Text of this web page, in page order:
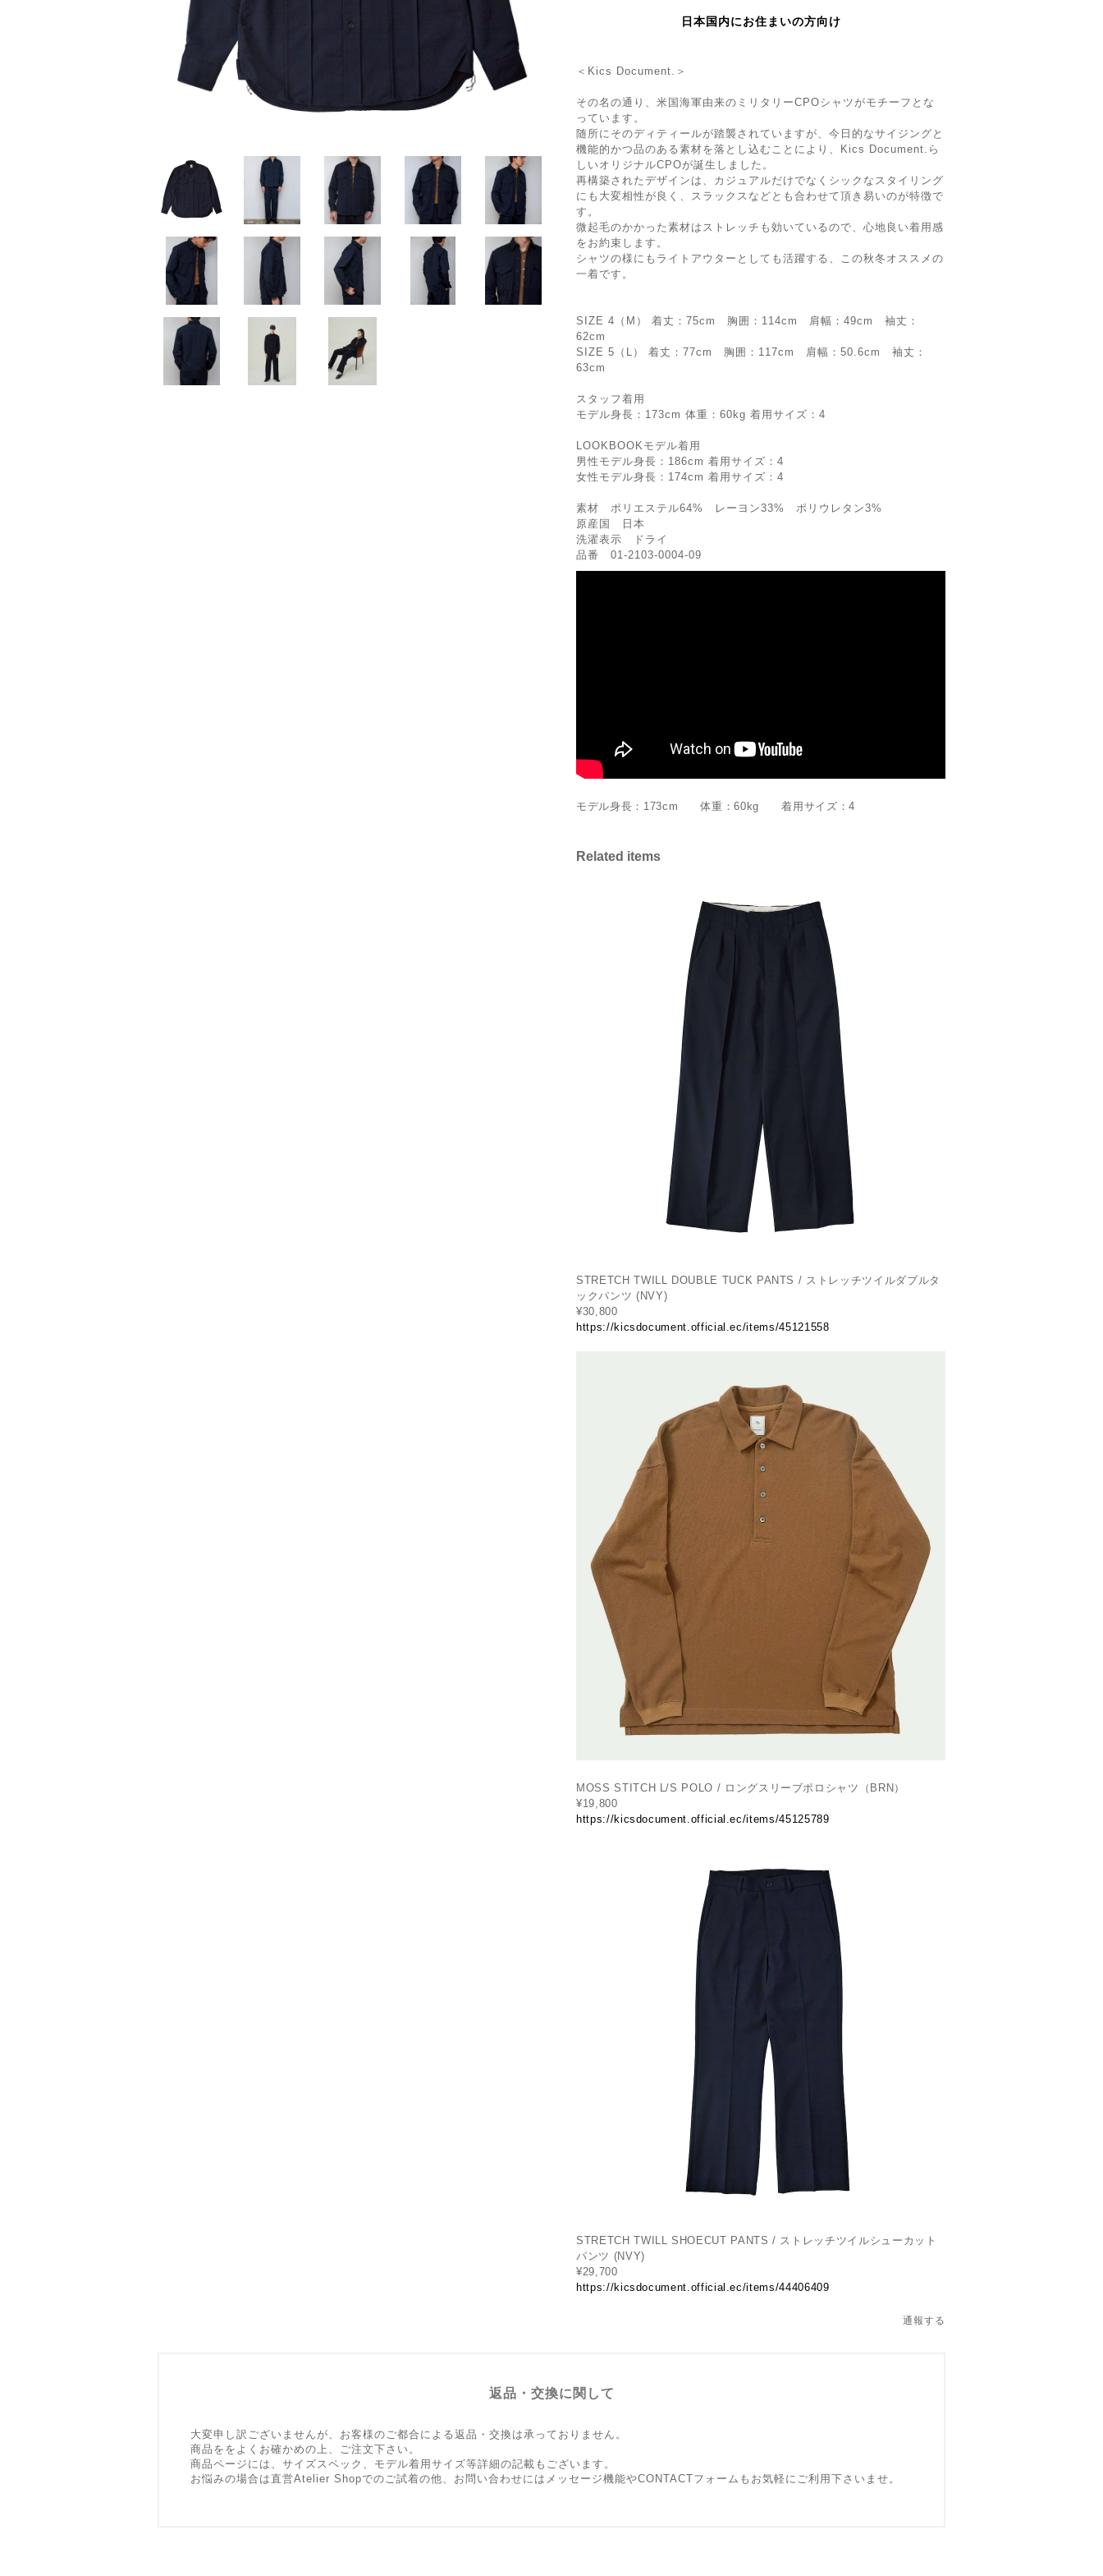
日本国内にお住まいの方向け
＜Kics Document.＞
その名の通り、米国海軍由来のミリタリーCPOシャツがモチーフとな
っています。
随所にそのディティールが踏襲されていますが、今日的なサイジングと
機能的かつ品のある素材を落とし込むことにより、Kics Document.ら
しいオリジナルCPOが誕生しました。
再構築されたデザインは、カジュアルだけでなくシックなスタイリング
にも大変相性が良く、スラックスなどとも合わせて頂き易いのが特徴で
す。
微起毛のかかった素材はストレッチも効いているので、心地良い着用感
をお約束します。
シャツの様にもライトアウターとしても活躍する、この秋冬オススメの
一着です。
SIZE 4（M） 着丈：75cm 胸囲：114cm 肩幅：49cm 袖丈：
62cm
SIZE 5（L） 着丈：77cm 胸囲：117cm 肩幅：50.6cm 袖丈：
63cm
スタッフ着用
モデル身長：173cm 体重：60kg 着用サイズ：4
LOOKBOOKモデル着用
男性モデル身長：186cm 着用サイズ：4
女性モデル身長：174cm 着用サイズ：4
素材 ポリエステル64% レーヨン33% ポリウレタン3%
原産国 日本
洗濯表示 ドライ
品番 01-2103-0004-09
モデル身長：173cm 体重：60kg 着用サイズ：4
Related items
STRETCH TWILL DOUBLE TUCK PANTS / ストレッチツイルダブルタ
ックパンツ (NVY)
¥30,800
https://kicsdocument.official.ec/items/45121558
MOSS STITCH L/S POLO / ロングスリーブポロシャツ（BRN）
¥19,800
https://kicsdocument.official.ec/items/45125789
STRETCH TWILL SHOECUT PANTS / ストレッチツイルシューカット
パンツ (NVY)
¥29,700
https://kicsdocument.official.ec/items/44406409
通報する
返品・交換に関して
大変申し訳ございませんが、お客様のご都合による返品・交換は承っておりません。
商品ををよくお確かめの上、ご注文下さい。
商品ページには、サイズスペック、モデル着用サイズ等詳細の記載もございます。
お悩みの場合は直営Atelier Shopでのご試着の他、お問い合わせにはメッセージ機能やCONTACTフォームもお気軽にご利用下さいませ。